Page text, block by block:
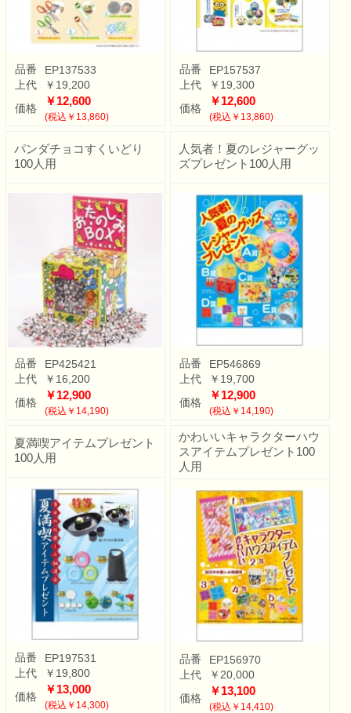
品番
EP137533
上代
￥19,200
価格
￥12,600
(税込￥13,860)
品番
EP157537
上代
￥19,300
価格
￥12,600
(税込￥13,860)
パンダチョコすくいどり
100人用
品番
EP425421
上代
￥16,200
価格
￥12,900
(税込￥14,190)
人気者！夏のレジャーグッ
ズプレゼント100人用
品番
EP546869
上代
￥19,700
価格
￥12,900
(税込￥14,190)
夏満喫アイテムプレゼント
100人用
品番
EP197531
上代
￥19,800
価格
￥13,000
(税込￥14,300)
かわいいキャラクターハウ
スアイテムプレゼント100
人用
品番
EP156970
上代
￥20,000
価格
￥13,100
(税込￥14,410)